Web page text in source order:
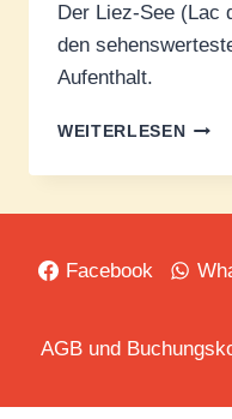
Der Liez-See (Lac
den
Aufenthalt.
WEITERLESENDER
SEE
Facebook
AGB und